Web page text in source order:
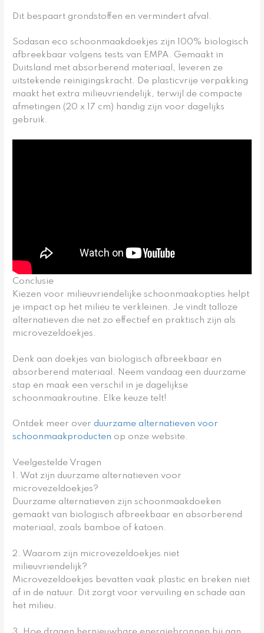
Dit bespaart grondstoffen en vermindert afval.
Sodasan eco schoonmaakdoekjes zijn 100% biologisch
afbreekbaar volgens tests van EMPA. Gemaakt in
Duitsland met absorberend materiaal, leveren ze
uitstekende reinigingskracht. De plasticvrije verpakking
maakt het extra milieuvriendelijk, terwijl de compacte
afmetingen (20 x 17 cm) handig zijn voor dagelijks
gebruik.
Conclusie
Kiezen voor milieuvriendelijke schoonmaakopties helpt
je impact op het milieu te verkleinen. Je vindt talloze
alternatieven die net zo effectief en praktisch zijn als
microvezeldoekjes.
Denk aan doekjes van biologisch afbreekbaar en
absorberend materiaal. Neem vandaag een duurzame
stap en maak een verschil in je dagelijkse
schoonmaakroutine. Elke keuze telt!
Ontdek meer over duurzame alternatieven voor
schoonmaakproducten op onze website.
Veelgestelde Vragen
1. Wat zijn duurzame alternatieven voor
microvezeldoekjes?
Duurzame alternatieven zijn schoonmaakdoeken
gemaakt van biologisch afbreekbaar en absorberend
materiaal, zoals bamboe of katoen.
2. Waarom zijn microvezeldoekjes niet
milieuvriendelijk?
Microvezeldoekjes bevatten vaak plastic en breken niet
af in de natuur. Dit zorgt voor vervuiling en schade aan
het milieu.